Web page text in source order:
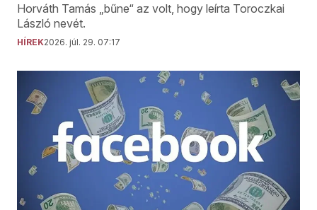
Horváth Tamás „bűne“ az volt, hogy leírta Toroczkai
László nevét.
HÍREK2026. júl. 29. 07:17